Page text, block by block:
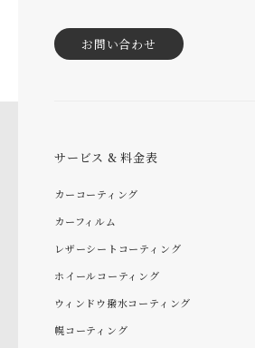
お問い合わせ
サービス & 料金表
カーコーティング
カーフィルム
レザーシートコーティング
ホイールコーティング
ウィンドウ撥水コーティング
幌コーティング